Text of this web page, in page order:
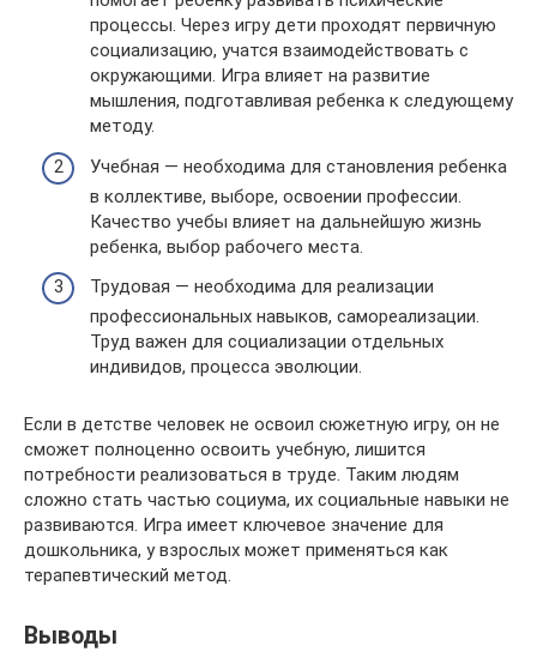
процессы. Через игру дети проходят первичную
социализацию, учатся взаимодействовать с
окружающими. Игра влияет на развитие
мышления, подготавливая ребенка к следующему
методу.
Учебная — необходима для становления ребенка
в коллективе, выборе, освоении профессии.
Качество учебы влияет на дальнейшую жизнь
ребенка, выбор рабочего места.
Трудовая — необходима для реализации
профессиональных навыков, самореализации.
Труд важен для социализации отдельных
индивидов, процесса эволюции.
Если в детстве человек не освоил сюжетную игру, он не
сможет полноценно освоить учебную, лишится
потребности реализоваться в труде. Таким людям
сложно стать частью социума, их социальные навыки не
развиваются. Игра имеет ключевое значение для
дошкольника, у взрослых может применяться как
терапевтический метод.
Выводы